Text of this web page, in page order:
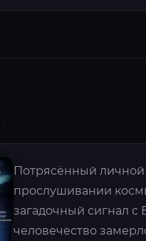
Потрясённый личной
прослушивании
загадочный сигнал
человечество